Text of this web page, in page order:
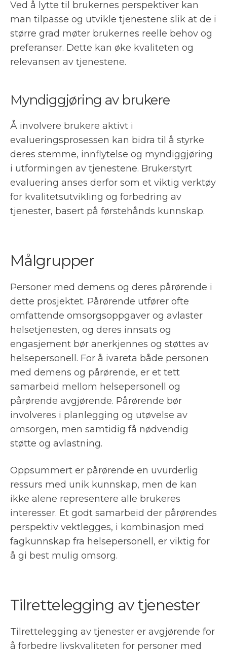
Ved å lytte til brukernes perspektiver kan
man tilpasse og utvikle tjenestene slik at de i
større grad møter brukernes reelle behov og
preferanser. Dette kan øke kvaliteten og
relevansen av tjenestene.
Myndiggjøring av brukere
Å involvere brukere aktivt i
evalueringsprosessen kan bidra til å styrke
deres stemme, innflytelse og myndiggjøring
i utformingen av tjenestene. Brukerstyrt
evaluering anses derfor som et viktig verktøy
for kvalitetsutvikling og forbedring av
tjenester, basert på førstehånds kunnskap.
Målgrupper
Personer med demens og deres pårørende i
dette prosjektet. Pårørende utfører ofte
omfattende omsorgsoppgaver og avlaster
helsetjenesten, og deres innsats og
engasjement bør anerkjennes og støttes av
helsepersonell. For å ivareta både personen
med demens og pårørende, er et tett
samarbeid mellom helsepersonell og
pårørende avgjørende. Pårørende bør
involveres i planlegging og utøvelse av
omsorgen, men samtidig få nødvendig
støtte og avlastning.
Oppsummert er pårørende en uvurderlig
ressurs med unik kunnskap, men de kan
ikke alene representere alle brukeres
interesser. Et godt samarbeid der pårørendes
perspektiv vektlegges, i kombinasjon med
fagkunnskap fra helsepersonell, er viktig for
å gi best mulig omsorg.
Tilrettelegging av tjenester
Tilrettelegging av tjenester er avgjørende for
å forbedre livskvaliteten for personer med